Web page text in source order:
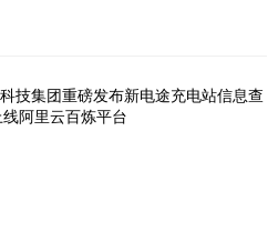
技集团重磅发布新电途充电站信息查
阿里云百炼平台